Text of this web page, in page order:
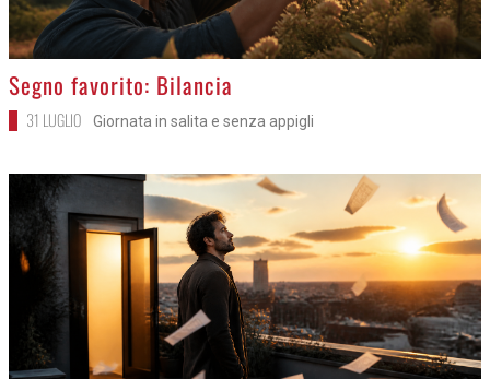
>
Segno favorito: Bilancia
31 LUGLIO Giornata in salita e senza appigli